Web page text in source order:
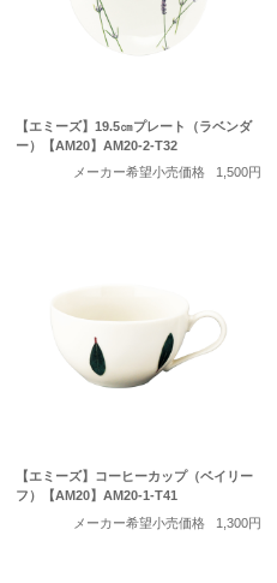
【エミーズ】19.5㎝プレート（ラベンダ
ー）【AM20】AM20-2-T32
メーカー希望小売価格
1,500円
【エミーズ】コーヒーカップ（ベイリー
フ）【AM20】AM20-1-T41
メーカー希望小売価格
1,300円